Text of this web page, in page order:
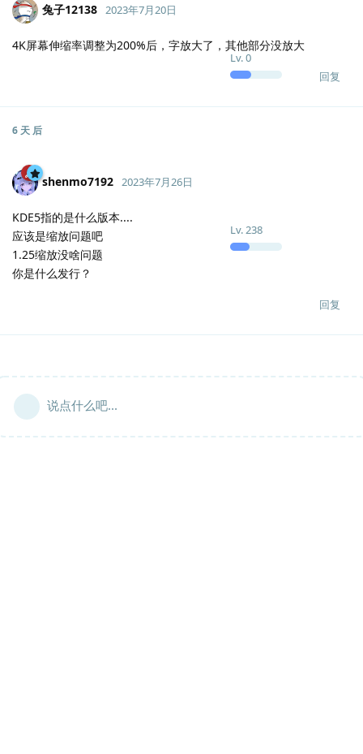
兔子12138
Lv.0
2023年7月20日
4K屏幕伸缩率调整为200%后，字放大了，其他部分没放大
回复
6 天 后
shenmo7192
Lv.238
2023年7月26日
KDE5指的是什么版本....
应该是缩放问题吧
1.25缩放没啥问题
你是什么发行？
回复
说点什么吧...